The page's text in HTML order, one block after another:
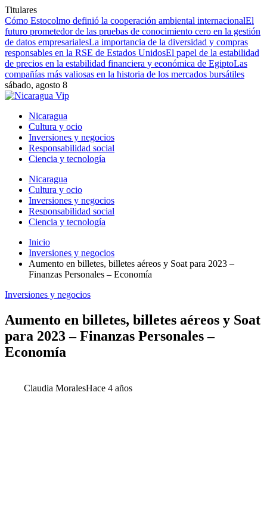
Titulares
Cómo Estocolmo definió la cooperación ambiental internacionalEl
futuro prometedor de las pruebas de conocimiento cero en la gestión
de datos empresarialesLa importancia de la diversidad y compras
responsables en la RSE de Estados UnidosEl papel de la estabilidad
de precios en la estabilidad financiera y económica de EgiptoLas
compañías más valiosas en la historia de los mercados bursátiles
sábado, agosto 8
Nicaragua
Cultura y ocio
Inversiones y negocios
Responsabilidad social
Ciencia y tecnología
Nicaragua
Cultura y ocio
Inversiones y negocios
Responsabilidad social
Ciencia y tecnología
Inicio
Inversiones y negocios
Aumento en billetes, billetes aéreos y Soat para 2023 –
Finanzas Personales – Economía
Inversiones y negocios
Aumento en billetes, billetes aéreos y Soat
para 2023 – Finanzas Personales –
Economía
Claudia MoralesHace 4 años